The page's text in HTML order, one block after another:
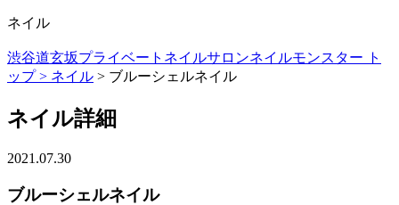
ネイル
渋谷道玄坂プライベートネイルサロンネイルモンスター ト
ップ > ネイル > ブルーシェルネイル
ネイル詳細
2021.07.30
ブルーシェルネイル